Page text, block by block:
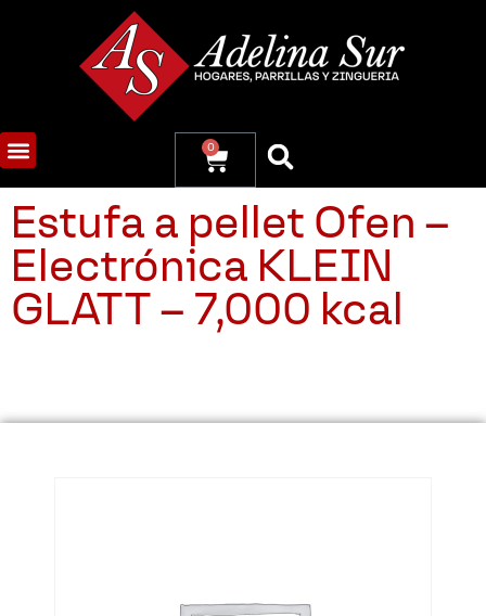
0
Estufa a pellet Ofen –
Electrónica KLEIN
GLATT – 7,000 kcal